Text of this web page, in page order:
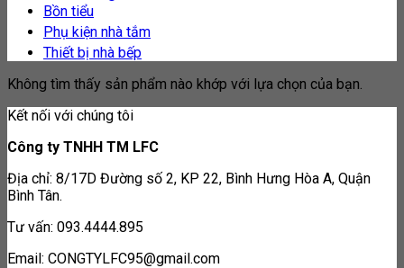
Bồn tiểu
Phụ kiện nhà tắm
Thiết bị nhà bếp
Không tìm thấy sản phẩm nào khớp với lựa chọn của bạn.
Kết nối với chúng tôi
Công ty TNHH TM LFC
Địa chỉ: 8/17D Đường số 2, KP 22, Bình Hưng Hòa A, Quận
Bình Tân.
Tư vấn: 093.4444.895
Email: CONGTYLFC95@gmail.com